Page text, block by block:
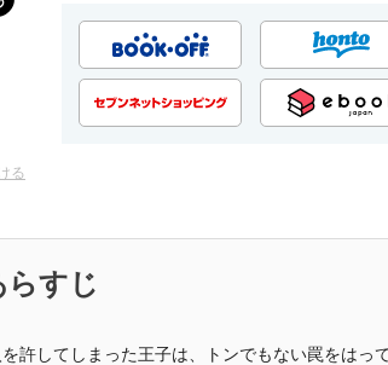
る
らすじ
許してしまった王子は、トンでもない罠をはっ